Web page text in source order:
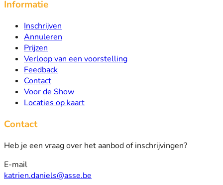
Informatie
Inschrijven
Annuleren
Prijzen
Verloop van een voorstelling
Feedback
Contact
Voor de Show
Locaties op kaart
Contact
Heb je een vraag over het aanbod of inschrijvingen?
E-mail
katrien.daniels@asse.be